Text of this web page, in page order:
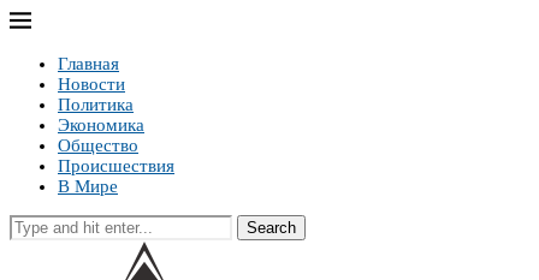
Главная
Новости
Политика
Экономика
Общество
Происшествия
В Мире
Search